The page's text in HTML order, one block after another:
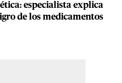
especialista explica
de los medicamentos